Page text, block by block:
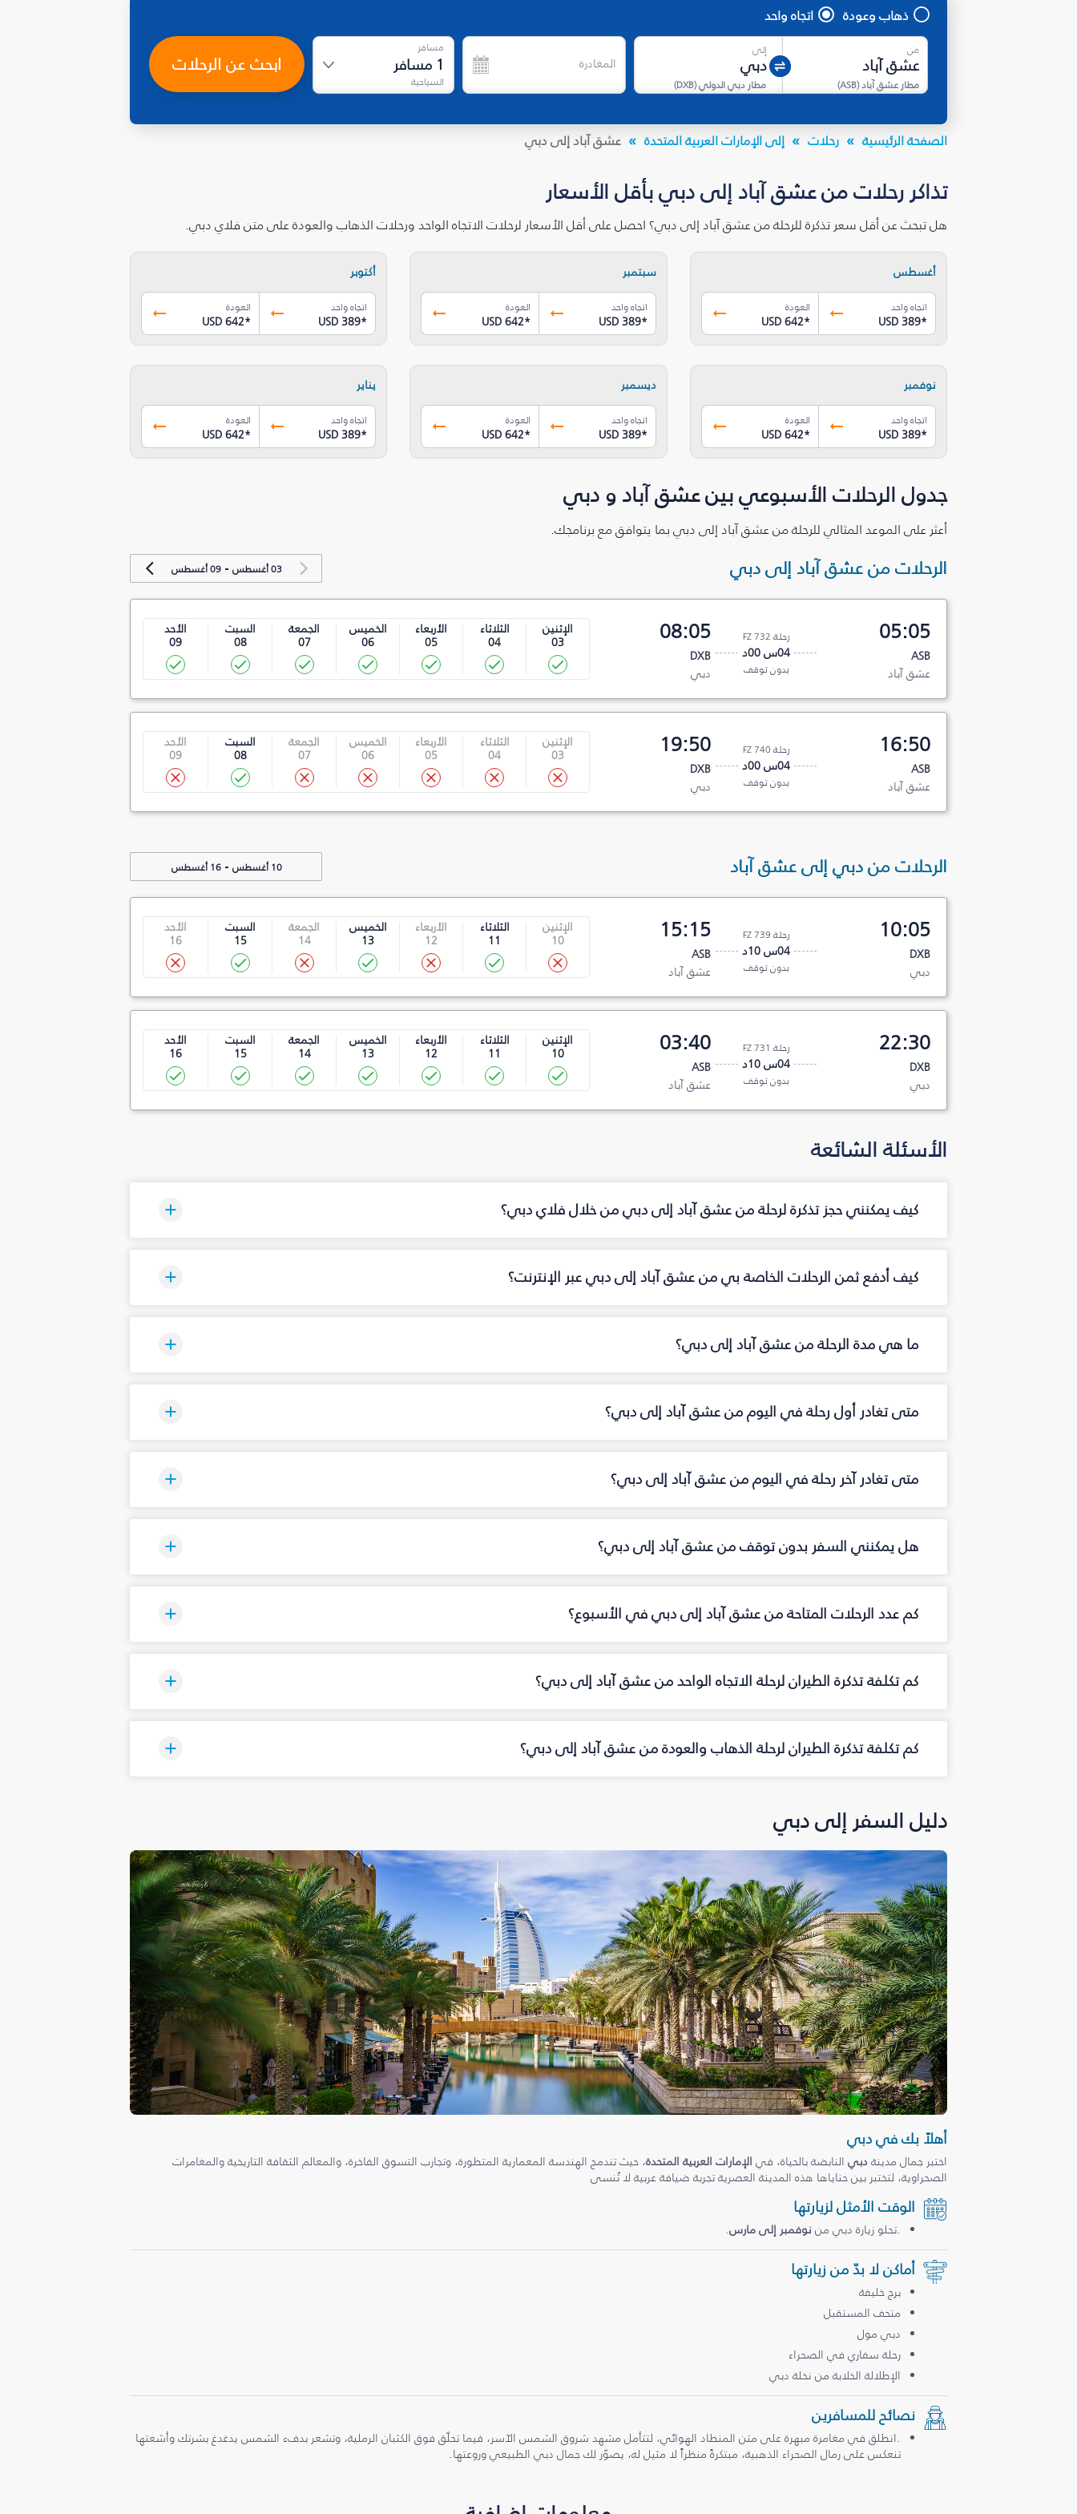
ذهاب وعودة اتجاه واحد
من
مطار عشق آباد(
ASB
)
إلى
مطار دبي الدولي(
DXB
)
المغادرة
مسافر
1 مسافر
السياحية
ابحث عن الرحلات
الصفحة الرئيسية رحلات إلى الإمارات العربية المتحدة عشق آباد إلى دبي
تذاكر رحلات من عشق آباد إلى دبي بأقل الأسعار
هل تبحث عن أقل سعر تذكرة للرحلة من عشق آباد إلى دبي؟ احصل على أقل الأسعار لرحلات الاتجاه الواحد ورحلات الذهاب والعودة على متن فلاي دبي.
أغسطس
اتجاه واحد
USD 389*
العودة
USD 642*
سبتمبر
اتجاه واحد
USD 389*
العودة
USD 642*
أكتوبر
اتجاه واحد
USD 389*
العودة
USD 642*
نوفمبر
اتجاه واحد
USD 389*
العودة
USD 642*
ديسمبر
اتجاه واحد
USD 389*
العودة
USD 642*
يناير
اتجاه واحد
USD 389*
العودة
USD 642*
جدول الرحلات الأسبوعي بين عشق آباد و دبي
أعثر على الموعد المثالي للرحلة من عشق آباد إلى دبي بما يتوافق مع برنامجك.
الرحلات من عشق آباد إلى دبي 03 أغسطس -09 أغسطس
05:05
ASB
عشق آباد
رحلة FZ 732
04س 00د
بدون توقف
08:05
DXB
دبي
الإثنين
03
الثلاثاء
04
الأربعاء
05
الخميس
06
الجمعة
07
السبت
08
الأحد
09
16:50
ASB
عشق آباد
رحلة FZ 740
04س 00د
بدون توقف
19:50
DXB
دبي
الإثنين
03
الثلاثاء
04
الأربعاء
05
الخميس
06
الجمعة
07
السبت
08
الأحد
09
الرحلات من دبي إلى عشق آباد 10 أغسطس -16 أغسطس
10:05
DXB
دبي
رحلة FZ 739
04س 10د
بدون توقف
15:15
ASB
عشق آباد
الإثنين
10
الثلاثاء
11
الأربعاء
12
الخميس
13
الجمعة
14
السبت
15
الأحد
16
22:30
DXB
دبي
رحلة FZ 731
04س 10د
بدون توقف
03:40
ASB
عشق آباد
الإثنين
10
الثلاثاء
11
الأربعاء
12
الخميس
13
الجمعة
14
السبت
15
الأحد
16
الأسئلة الشائعة
كيف يمكنني حجز تذكرة لرحلة من عشق آباد إلى دبي من خلال فلاي دبي؟
كيف أدفع ثمن الرحلات الخاصة بي من عشق آباد إلى دبي عبر الإنترنت؟
ما هي مدة الرحلة من عشق آباد إلى دبي؟
متى تغادر أول رحلة في اليوم من عشق آباد إلى دبي؟
متى تغادر آخر رحلة في اليوم من عشق آباد إلى دبي؟
هل يمكنني السفر بدون توقف من عشق آباد إلى دبي؟
كم عدد الرحلات المتاحة من عشق آباد إلى دبي في الأسبوع؟
كم تكلفة تذكرة الطيران لرحلة الاتجاه الواحد من عشق آباد إلى دبي؟
كم تكلفة تذكرة الطيران لرحلة الذهاب والعودة من عشق آباد إلى دبي؟
دليل السفر إلى دبي
أهلاً بك في دبي
اختبر جمال مدينةدبي النابضة بالحياة، في الإمارات العربية المتحدة، حيث تندمج الهندسة المعمارية المتطورة، وتجارب التسوق الفاخرة، والمعالم الثقافة التاريخية والمغامرات
الصحراوية، لتختبر بين حناياها هذه المدينة العصرية تجربة ضيافة عربية لا تُنسى
الوقت الأمثل لزيارتها
.تحلو زيارة دبي من نوفمبر إلى مارس.
أماكن لا بدّ من زيارتها
برج خليفة
متحف المستقبل
دبي مول
رحلة سفاري في الصحراء
الإطلالة الخلابة من نخلة دبي
نصائح للمسافرين
.انطلق في مغامرة مبهرة على متن المنطاد الهوائي، لتتأمل مشهد شروق الشمس الآسر، فيما تحلّق فوق الكثبان الرملية، وتشعر بدفء الشمس يدغدغ بشرتك وأشعتها
تنعكس على رمال الصحراء الذهبية، مبتكرةً منظراً لا مثيل له، يصوّر لك جمال دبي الطبيعي وروعتها.